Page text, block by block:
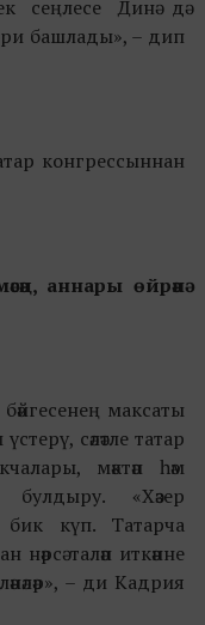
сеңлесе Динә дә
башлады», – дип
конгрессыннан
аннары өйрәнә
максаты
сәләтле татар
мәктәп һәм
булдыру. «Хәзер
бик күп. Татарча
таләп иткәнне
– ди Кадрия